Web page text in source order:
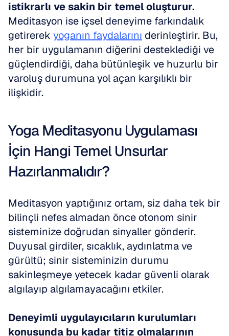
istikrarlı ve sakin bir temel oluşturur.
Meditasyon ise içsel deneyime farkındalık
getirerek yoganın faydalarını derinleştirir. Bu,
her bir uygulamanın diğerini desteklediği ve
güçlendirdiği, daha bütünleşik ve huzurlu bir
varoluş durumuna yol açan karşılıklı bir
ilişkidir.
Yoga Meditasyonu Uygulaması
İçin Hangi Temel Unsurlar
Hazırlanmalıdır?
Meditasyon yaptığınız ortam, siz daha tek bir
bilinçli nefes almadan önce otonom sinir
sisteminize doğrudan sinyaller gönderir.
Duyusal girdiler, sıcaklık, aydınlatma ve
gürültü; sinir sisteminizin durumu
sakinleşmeye yetecek kadar güvenli olarak
algılayıp algılamayacağını etkiler.
Deneyimli uygulayıcıların kurulumları
konusunda bu kadar titiz olmalarının